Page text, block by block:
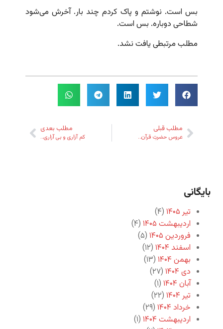
بس است. نوشتم و پاک کردم چند بار. آخرش می‌شود
شطاحی دوباره. بس است.
مطلب مرتبطی یافت نشد.
مطلب قبلی
عروس حضرتِ قرآن…
مطلب بعدی
کم آزاری و بی آزاری…
بایگانی
تیر ۱۴۰۵
(۴)
اردیبهشت ۱۴۰۵
(۴)
فروردین ۱۴۰۵
(۵)
اسفند ۱۴۰۴
(۱۲)
بهمن ۱۴۰۴
(۱۳)
دی ۱۴۰۴
(۲۷)
آبان ۱۴۰۴
(۱)
تیر ۱۴۰۴
(۲۲)
خرداد ۱۴۰۴
(۲۹)
اردیبهشت ۱۴۰۴
(۱)